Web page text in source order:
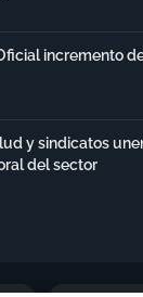
incremento
y sindicatos
del sector